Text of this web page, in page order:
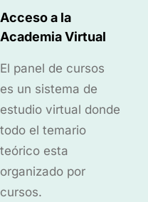
Acceso a la
Academia Virtual
El panel de cursos
es un sistema de
estudio virtual donde
todo el temario
teórico esta
organizado por
cursos.